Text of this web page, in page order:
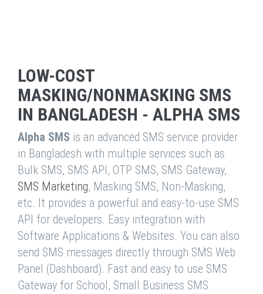
LOW-COST
MASKING/NONMASKING SMS
IN BANGLADESH - ALPHA SMS
Alpha SMS is an advanced SMS service provider
in Bangladesh with multiple services such as
Bulk SMS, SMS API, OTP SMS, SMS Gateway,
SMS Marketing, Masking SMS, Non-Masking,
etc. It provides a powerful and easy-to-use SMS
API for developers. Easy integration with
Software Applications & Websites. You can also
send SMS messages directly through SMS Web
Panel (Dashboard). Fast and easy to use SMS
Gateway for School, Small Business SMS